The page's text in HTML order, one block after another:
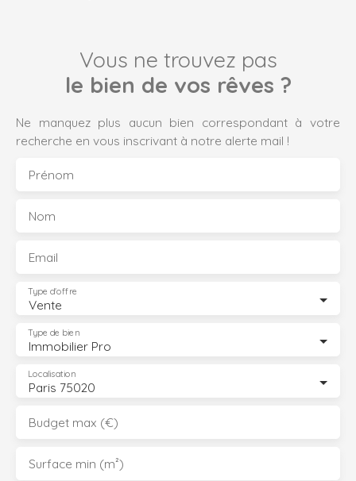
Vous ne trouvez pas
le bien de vos rêves ?
Ne manquez plus aucun bien correspondant à votre
recherche en vous inscrivant à notre alerte mail !
Prénom
Nom
Email
Vente
Type d'offre
Immobilier Pro
Type de bien
Paris 75020
Localisation
Budget max (€)
Surface min (m²)